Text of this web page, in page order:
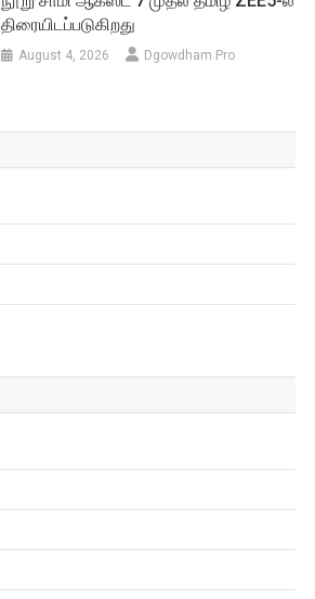
திரையிடப்படுகிறது
August 4, 2026 Dgowdham Pro